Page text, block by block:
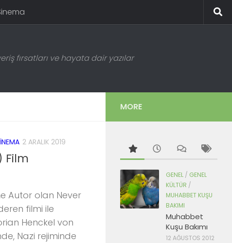
fırsatları ve hayata dair yazılar
2 ARALIK 2019
Film
Autor olan Never
filmi ile
Henckel von
Nazi rejiminde
MORE
GENEL / GENEL
KÜLTÜR /
MUHABBET KUŞU
BAKIMI
Muhabbet
Kuşu Bakımı
12 AĞUSTOS 2012